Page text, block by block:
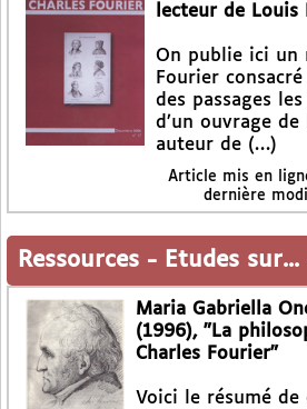
lecteur de Louis
On publie ici un
Fourier
des passages
d’un ouvrage
auteur de (…)
Article mis en
dernière
Ressources - Etudes sur...
Maria Gabriella
(1996), "La
Charles Fourier"
Voici le résumé